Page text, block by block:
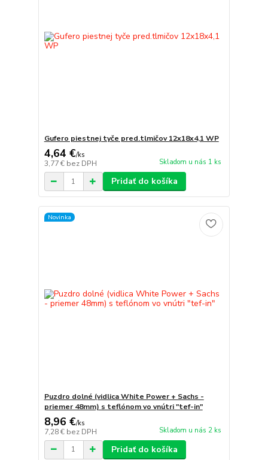
Gufero piestnej tyče pred.tlmičov 12x18x4,1 WP
4,64 €/ks
3,77 € bez DPH Skladom u nás 1 ks
Pridať do košíka
Novinka
Puzdro dolné (vidlica White Power + Sachs -
priemer 48mm) s teflónom vo vnútri "tef-in"
8,96 €/ks
7,28 € bez DPH Skladom u nás 2 ks
Pridať do košíka